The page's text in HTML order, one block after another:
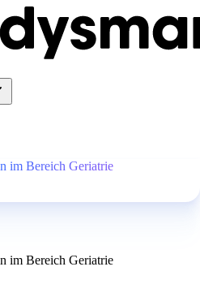
im Bereich Geriatrie
im Bereich Geriatrie